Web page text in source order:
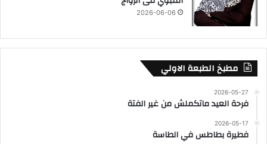
2026-06-06
مطبخ الطبعة الاولي
2026-05-27
فرحة العيد ماتكملش من غير الفتة
2026-05-17
فطيرة بطاطس في الطاسة